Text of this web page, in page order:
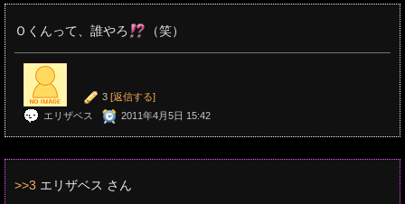
Ｏくんって、誰やろ （笑）
3 [返信する]
エリザベス
2011年4月5日 15:42
>>3 エリザベス さん